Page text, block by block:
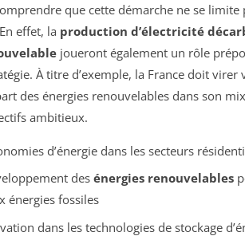
que cette démarche ne se limite
effet, la production d’électricité
joueront également un rôle
À titre d’exemple, la France doit virer
des énergies renouvelables dans son
ambitieux.
d’énergie dans les secteurs
des énergies renouvelables
énergies fossiles
dans les technologies de stockage